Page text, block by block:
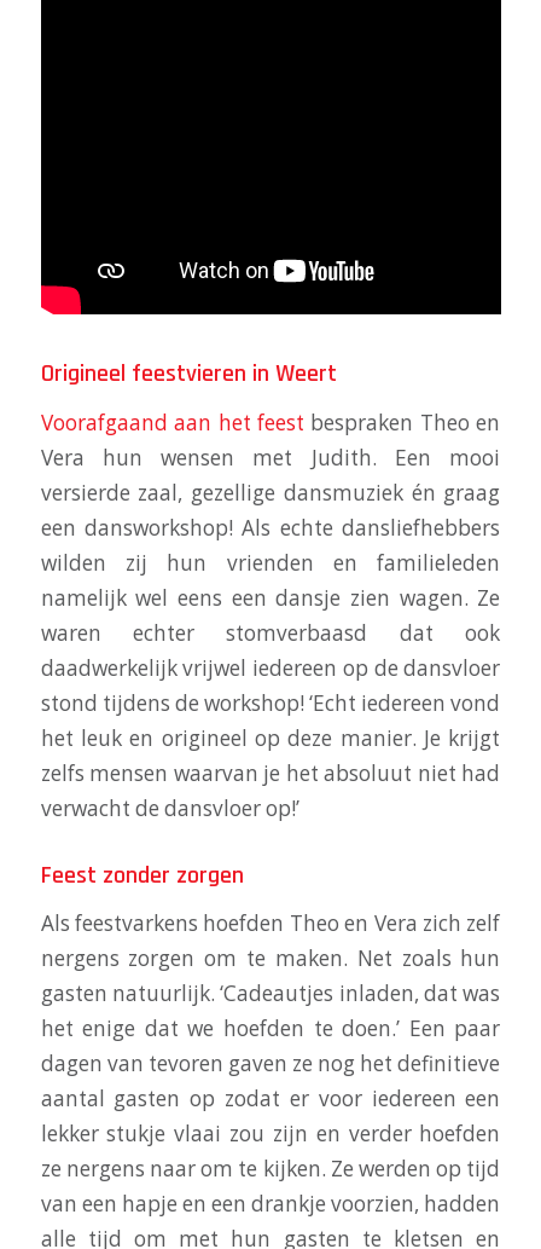
Origineel feestvieren in Weert
Voorafgaand aan het feest bespraken Theo en
Vera hun wensen met Judith. Een mooi
versierde zaal, gezellige dansmuziek én graag
een dansworkshop! Als echte dansliefhebbers
wilden zij hun vrienden en familieleden
namelijk wel eens een dansje zien wagen. Ze
waren echter stomverbaasd dat ook
daadwerkelijk vrijwel iedereen op de dansvloer
stond tijdens de workshop! ‘Echt iedereen vond
het leuk en origineel op deze manier. Je krijgt
zelfs mensen waarvan je het absoluut niet had
verwacht de dansvloer op!’
Feest zonder zorgen
Als feestvarkens hoefden Theo en Vera zich zelf
nergens zorgen om te maken. Net zoals hun
gasten natuurlijk. ‘Cadeautjes inladen, dat was
het enige dat we hoefden te doen.’ Een paar
dagen van tevoren gaven ze nog het definitieve
aantal gasten op zodat er voor iedereen een
lekker stukje vlaai zou zijn en verder hoefden
ze nergens naar om te kijken. Ze werden op tijd
van een hapje en een drankje voorzien, hadden
alle tijd om met hun gasten te kletsen en